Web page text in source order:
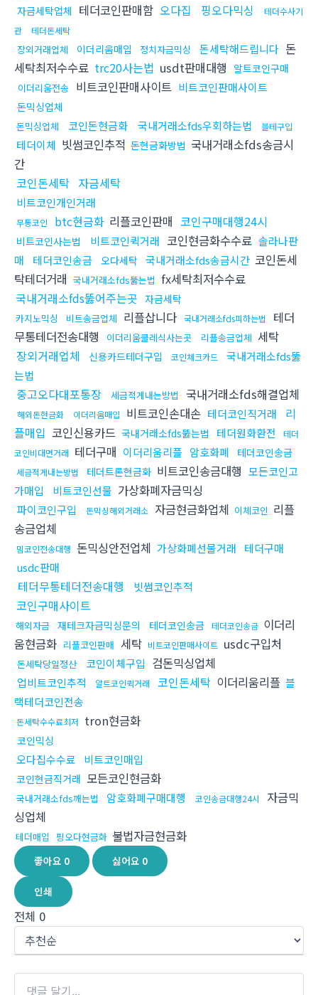
자금세탁업체 테더코인판매함 오다집 핑오다믹싱
테더수사기
관
테더돈세탁
장외거래업체 이더리움매입 정치자금믹싱 돈세탁해드립니다 돈
세탁최저수수료 trc20사는법 usdt판매대행 알트코인구매
이더리움전송 비트코인판매사이트 비트코인판매사이트
돈믹싱업체
돈믹싱업체 코인돈현금화 국내거래소fds우회하는법 블테구입
테더이체 빗썸코인추적 돈현금화방법 국내거래소fds송금시
간
코인돈세탁 자금세탁
비트코인개인거래
무통코인 btc현금화 리플코인판매 코인구매대행24시
비트코인사는법 비트코인퀵거래 코인현금화수수료 솔라나판
매
테더코인송금 오다세탁 국내거래소fds송금시간 코인돈세
탁테더거래 국내거래소fds뚫는법 fx세탁최저수수료
국내거래소fds뚫어주는곳 자금세탁
카지노믹싱 비트송금업체 리플삽니다 국내거래소fds피하는법
테더
무통테더전송대행
이더리움클레식사는곳 리플송금업체 세탁
장외거래업체
신용카드테더구입 코인체크카드
국내거래소fds뚫
는법
중고오다대포통장 세금적게내는방법 국내거래소fds해결업체
해외돈현금화 이더리움매입 비트코인손대손 테더코인직거래
리
플매입 코인신용카드 국내거래소fds뚫는법 테더원화환전
테더
코인비대면거래 테더구매 이더리움리플 암호화폐 테더코인송금
세금적게내는방법 테더트론현금화 비트코인송금대행 모든코인고
가매입
비트코인선물 가상화폐자금믹싱
파이코인구입 돈믹싱해외거래소 자금현금화업체 이체코인 리플
송금업체
밈코인전송대행 돈믹싱안전업체 가상화폐선물거래
테더구매
usdc판매
테더무통테더전송대행 빗썸코인추적
코인구매사이트
해외자금 재테크자금믹싱문의 테더코인송금 테더코인송금 이더리
움현금화 리플코인판매 세탁 비트코인판매사이트 usdc구입처
돈세탁당일정산 코인이체구입 검돈믹싱업체
업비트코인추적 알트코인퀵거래 코인돈세탁 이더리움리플 블
랙테더코인전송
돈세탁수수료최저 tron현금화
코인믹싱
오다집수수료 비트코인매입
코인현금직거래 모든코인현금화
국내거래소fds깨는법 암호화폐구매대행 코인송금대행24시
자금믹
싱업체
테더매입 핑오다현금화 불법자금현금화
좋아요 0 싫어요 0
인쇄
전체 0